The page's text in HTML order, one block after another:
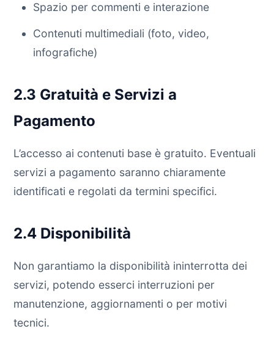
Spazio per commenti e interazione
Contenuti multimediali (foto, video,
infografiche)
2.3 Gratuità e Servizi a
Pagamento
L’accesso ai contenuti base è gratuito. Eventuali
servizi a pagamento saranno chiaramente
identificati e regolati da termini specifici.
2.4 Disponibilità
Non garantiamo la disponibilità ininterrotta dei
servizi, potendo esserci interruzioni per
manutenzione, aggiornamenti o per motivi
tecnici.